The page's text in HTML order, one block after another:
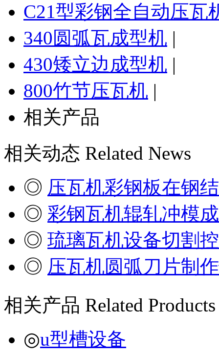
C21型彩钢全自动压瓦
340圆弧瓦成型机 |
430矮立边成型机 |
800竹节压瓦机 |
相关产品
相关动态 Related News
◎ 压瓦机彩钢板在钢
◎ 彩钢瓦机辊轧冲模
◎ 琉璃瓦机设备切割
◎ 压瓦机圆弧刀片制
相关产品 Related Products
◎u型槽设备